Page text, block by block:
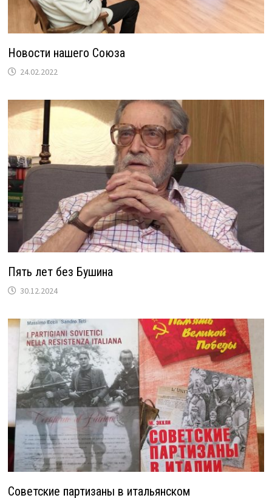
Новости нашего Союза
24.02.2022
Пять лет без Бушина
30.12.2024
Советские партизаны в итальянском